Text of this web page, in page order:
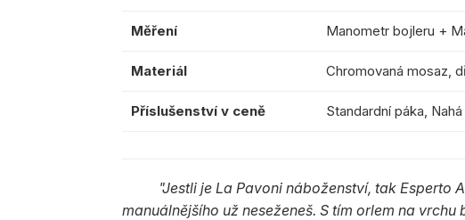
Měření Manometr bojleru +
Materiál Chromovaná mosaz,
Příslušenství v ceně Standardní páka,
"Jestli je La Pavoni náboženství, tak Esperto
manuálnějšího už neseženeš. S tím orlem na